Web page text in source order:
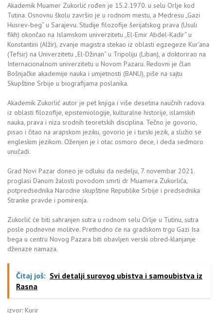
Akademik Muamer Zukorlić rođen je 15.2.1970. u selu Orlje kod
Tutina. Osnovnu školu završio je u rodnom mestu, a Medresu „Gazi
Husrev-beg“ u Sarajevu. Studije filozofije šerijatskog prava (Usuli
fikh) okončao na Islamskom univerzitetu „El-Emir Abdel-Kadir“ u
Konstantini (Alžir), zvanje magistra stekao iz oblasti egzegeze Kur'ana
(Tefsir) na Univerzitetu „El-Džinan“ u Tripoliju (Liban), a doktorirao na
Internacionalnom univerzitetu u Novom Pazaru. Redovni je član
Bošnjačke akademije nauka i umjetnosti (BANU), piše na sajtu
Skupštine Srbije u biografijama poslanika.
Akademik Zukorlić autor je pet knjiga i više desetina naučnih radova
iz oblasti filozofije, epistemiologije, kulturalne historije, islamskih
nauka, prava i niza srodnih teoretskih disciplina. Tečno je govorio,
pisao i čitao na arapskom jeziku, govorio je i turski jezik, a služio se
engleskim jezikom. Oženjen je i otac osmoro dece, i deda sedmoro
unučadi.
Grad Novi Pazar doneo je odluku da nedelju, 7. novembar 2021.
proglasi Danom žalosti povodom smrti dr Muamera Zukorlića,
potpredsednika Narodne skupštine Republike Srbije i predsednika
Stranke pravde i pomirenja.
Zukorlić će biti sahranjen sutra u rodnom selu Orlje u Tutinu, sutra
posle podnevne molitve. Prethodno će na gradskom trgu Gazi Isa
bega u centru Novog Pazara biti obavljen verski obred-klanjanje
dženaze namaza.
Čitaj još: Svi detalji surovog ubistva i samoubistva iz
Rasna
izvor: Kurir